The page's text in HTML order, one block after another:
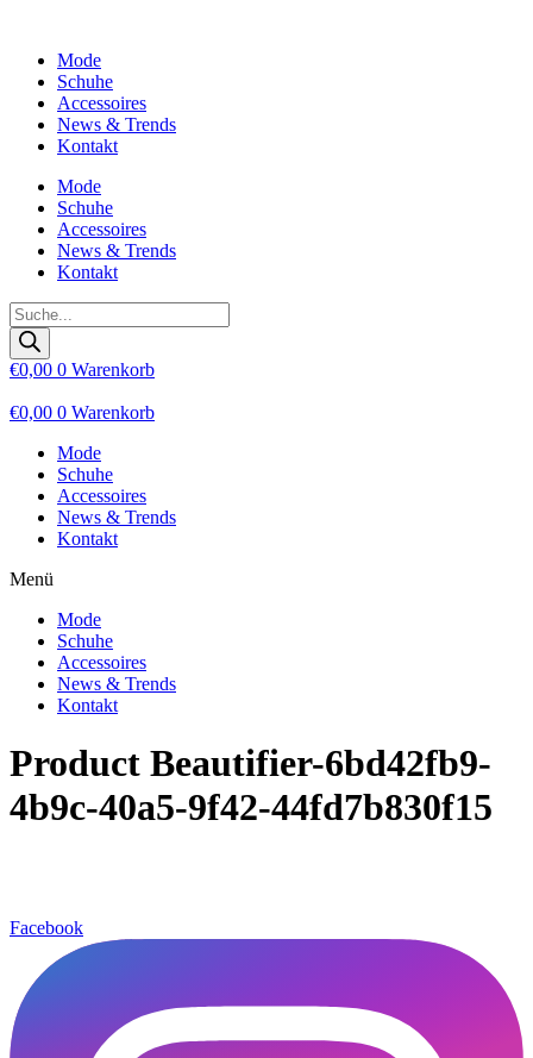
wechselnMode
Schuhe
Accessoires
News & Trends
Kontakt
Mode
Schuhe
Accessoires
News & Trends
Kontakt
Products
search
€0,00 0 Warenkorb
€0,00 0 Warenkorb
Mode
Schuhe
Accessoires
News & Trends
Kontakt
Menü
Mode
Schuhe
Accessoires
News & Trends
Kontakt
Product Beautifier-6bd42fb9-
4b9c-40a5-9f42-44fd7b830f15
Facebook